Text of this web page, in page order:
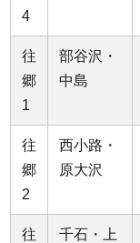
4
往
郷
1
部谷沢・
中島
往
郷
2
西小路・
原大沢
往
千石・上